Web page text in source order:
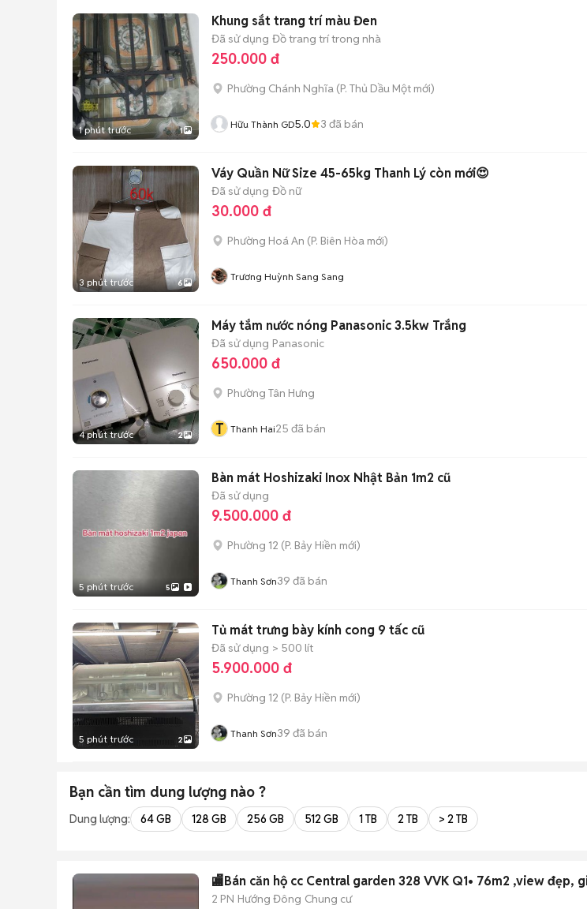
1 phút trước 1
Khung sắt trang trí màu Đen
Đã sử dụng Đồ trang trí trong nhà
250.000 đ
Phường Chánh Nghĩa (P. Thủ Dầu Một mới)
Hữu Thành GD5.0 3 đã bán
3 phút trước 6
Váy Quần Nữ Size 45-65kg Thanh Lý còn mới😍
Đã sử dụng Đồ nữ
30.000 đ
Phường Hoá An (P. Biên Hòa mới)
Trương Huỳnh Sang Sang
4 phút trước 2
Máy tắm nước nóng Panasonic 3.5kw Trắng
Đã sử dụng Panasonic
650.000 đ
Phường Tân Hưng
T Thanh Hai25 đã bán
5 phút trước 5
Bàn mát Hoshizaki Inox Nhật Bản 1m2 cũ
Đã sử dụng
9.500.000 đ
Phường 12 (P. Bảy Hiền mới)
Thanh Sơn39 đã bán
5 phút trước 2
Tủ mát trưng bày kính cong 9 tấc cũ
Đã sử dụng > 500 lít
5.900.000 đ
Phường 12 (P. Bảy Hiền mới)
Thanh Sơn39 đã bán
Bạn cần tìm dung lượng nào ?
Dung lượng: 64 GB 128 GB 256 GB 512 GB 1 TB 2 TB > 2 TB
🏬Bán căn hộ cc Central garden 328 VVK Q1• 76m2 ,view đẹp,
2 PN Hướng Đông Chung cư